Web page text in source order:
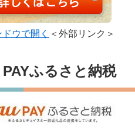
ウで開く ＜外部リンク＞
ふるさと納税